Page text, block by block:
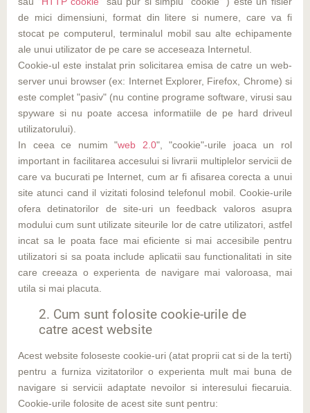
de mici dimensiuni, format din litere si numere, care va fi
stocat pe computerul, terminalul mobil sau alte echipamente
ale unui utilizator de pe care se acceseaza Internetul.
Cookie-ul este instalat prin solicitarea emisa de catre un web-
server unui browser (ex: Internet Explorer, Firefox, Chrome) si
este complet "pasiv" (nu contine programe software, virusi sau
spyware si nu poate accesa informatiile de pe hard driveul
utilizatorului).
In ceea ce numim "web 2.0", "cookie"-urile joaca un rol
important in facilitarea accesului si livrarii multiplelor servicii de
care va bucurati pe Internet, cum ar fi afisarea corecta a unui
site atunci cand il vizitati folosind telefonul mobil. Cookie-urile
ofera detinatorilor de site-uri un feedback valoros asupra
modului cum sunt utilizate siteurile lor de catre utilizatori, astfel
incat sa le poata face mai eficiente si mai accesibile pentru
utilizatori si sa poata include aplicatii sau functionalitati in site
care creeaza o experienta de navigare mai valoroasa, mai
utila si mai placuta.
2. Cum sunt folosite cookie-urile de
catre acest website
Acest website foloseste cookie-uri (atat proprii cat si de la terti)
pentru a furniza vizitatorilor o experienta mult mai buna de
navigare si servicii adaptate nevoilor si interesului fiecaruia.
Cookie-urile folosite de acest site sunt pentru: